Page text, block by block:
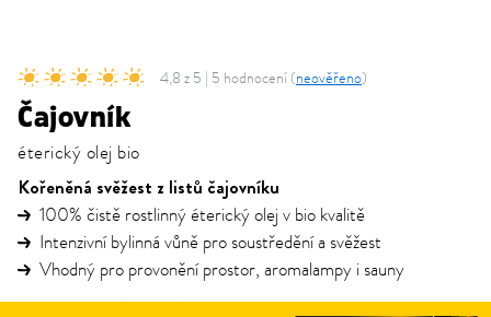
4,8 z 5 | 5 hodnocení (neověřeno)
Čajovník
éterický olej bio
Kořeněná svěžest z listů čajovníku
100% čistě rostlinný éterický olej v bio kvalitě
Intenzivní bylinná vůně pro soustředění a svěžest
Vhodný pro provonění prostor, aromalampy i sauny